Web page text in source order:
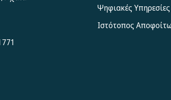
Ψηφιακές Υπηρεσίες
Ιστότοπος